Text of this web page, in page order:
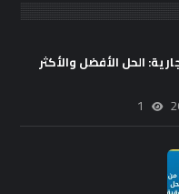
الحل الأفضل والأكثر
1